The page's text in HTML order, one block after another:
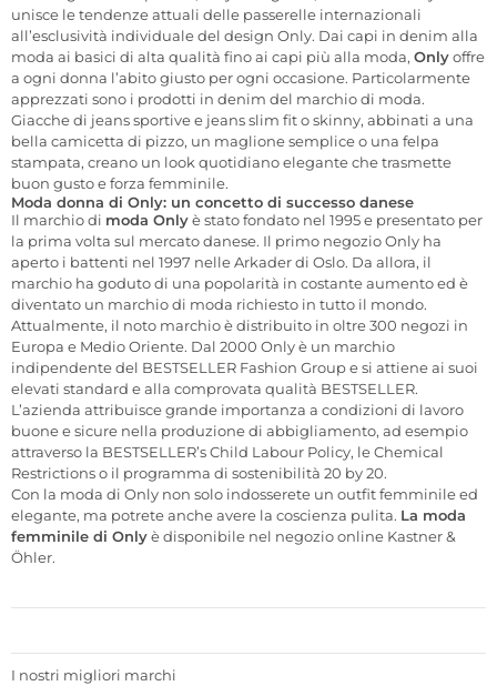
unisce le tendenze attuali delle passerelle internazionali
all’esclusività individuale del design Only. Dai capi in denim alla
moda ai basici di alta qualità fino ai capi più alla moda, Onlyoffre
a ogni donna l’abito giusto per ogni occasione. Particolarmente
apprezzati sono i prodotti in denim del marchio di moda.
Giacche di jeans sportive e jeans slim fit o skinny, abbinati a una
bella camicetta di pizzo, un maglione semplice o una felpa
stampata, creano un look quotidiano elegante che trasmette
buon gusto e forza femminile.
Moda donna di Only: un concetto di successo danese
Il marchio di moda Onlyè stato fondato nel 1995 e presentato per
la prima volta sul mercato danese. Il primo negozio Only ha
aperto i battenti nel 1997 nelle Arkader di Oslo. Da allora, il
marchio ha goduto di una popolarità in costante aumento ed è
diventato un marchio di moda richiesto in tutto il mondo.
Attualmente, il noto marchio è distribuito in oltre 300 negozi in
Europa e Medio Oriente. Dal 2000 Only è un marchio
indipendente del BESTSELLER Fashion Group e si attiene ai suoi
elevati standard e alla comprovata qualità BESTSELLER.
L’azienda attribuisce grande importanza a condizioni di lavoro
buone e sicure nella produzione di abbigliamento, ad esempio
attraverso la BESTSELLER’s Child Labour Policy, le Chemical
Restrictions o il programma di sostenibilità 20 by 20.
Con la moda di Only non solo indosserete un outfit femminile ed
elegante, ma potrete anche avere la coscienza pulita. La moda
femminile di Onlyè disponibile nel negozio online Kastner &
Öhler.
I nostri migliori marchi